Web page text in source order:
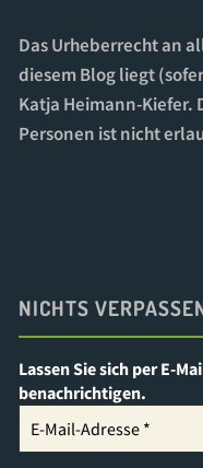
Das Urheberrecht an
diesem Blog liegt
Katja Heimann-Kiefer.
Personen ist nicht
NICHTS
Lassen Sie sich per E-
benachrichtigen.